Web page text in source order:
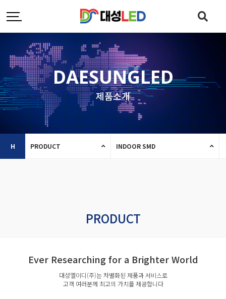
DAESUNGLED
제품소개
H PRODUCT INDOOR SMD
PRODUCT
Ever Researching for a Brighter World
대성엘이디(주)는 차별화된 제품과 서비스로
고객 여러분께 최고의 가치를 제공합니다